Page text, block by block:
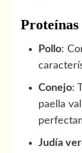
Proteínas
Pollo:
Conejo:
paella
Judía